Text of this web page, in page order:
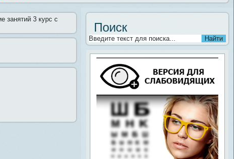
занятий 3 курс с
Поиск